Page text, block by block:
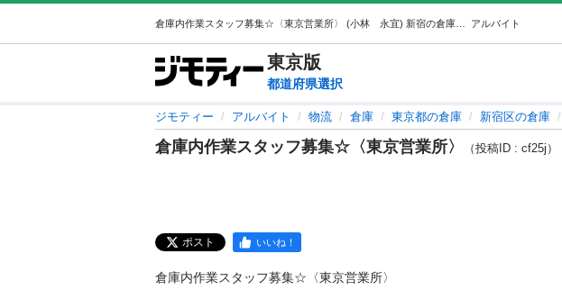
アルバイト
東京版
都道府県選択
ジモティー アルバイト 物流 倉庫 東京都の倉庫 新宿区の倉庫
倉庫内作業スタッフ募集☆〈東京営業所〉 （投稿ID : cf25j）
ポスト いいね！
倉庫内作業スタッフ募集☆〈東京営業所〉